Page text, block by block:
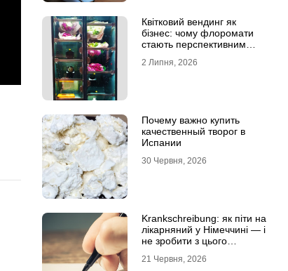
Квітковий вендинг як
бізнес: чому флоромати
стають перспективним
2 Липня, 2026
Почему важно купить
качественный творог в
Испании
30 Червня, 2026
Krankschreibung: як піти на
лікарняний у Німеччині — і
не зробити з цього
21 Червня, 2026